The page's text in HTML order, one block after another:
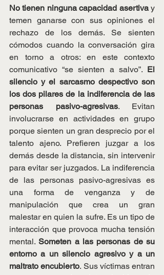
No tienen ninguna capacidad asertiva y
temen ganarse con sus opiniones el
rechazo de los demás. Se sienten
cómodos cuando la conversación gira
en torno a otros: en este contexto
comunicativo “se sienten a salvo”. El
silencio y el sarcasmo despectivo son
los dos pilares de la indiferencia de las
personas pasivo-agresivas. Evitan
involucrarse en actividades en grupo
porque sienten un gran desprecio por el
talento ajeno. Prefieren juzgar a los
demás desde la distancia, sin intervenir
para evitar ser juzgados. La indiferencia
de las personas pasivo-agresivas es
una forma de venganza y de
manipulación que crea un gran
malestar en quien la sufre. Es un tipo de
interacción que provoca mucha tensión
mental. Someten a las personas de su
entorno a un silencio agresivo y a un
maltrato encubierto. Sus víctimas entran